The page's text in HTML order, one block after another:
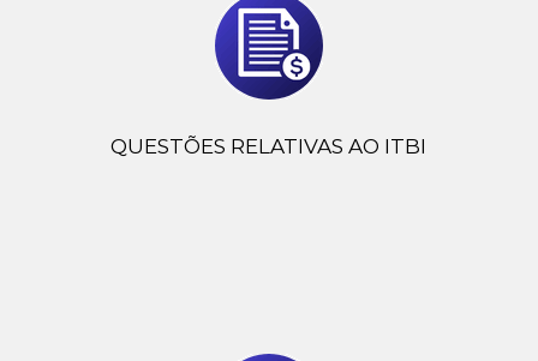
QUESTÕES RELATIVAS AO ITBI